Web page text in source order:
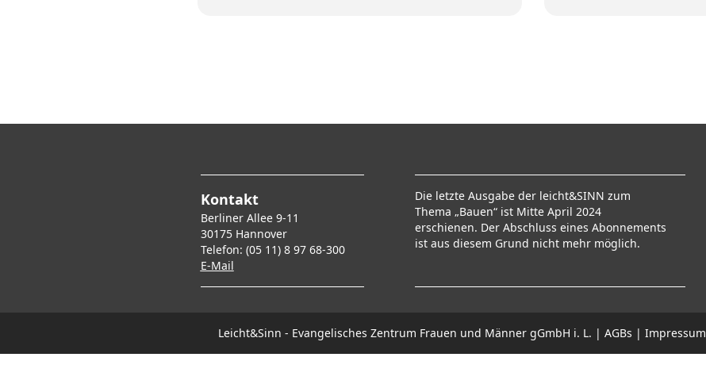
Kontakt
Berliner Allee 9-11
30175 Hannover
Telefon: (05 11) 8 97 68-300
E-Mail
Die letzte Ausgabe der leicht&SINN zum
Thema „Bauen“ ist Mitte April 2024
erschienen. Der Abschluss eines Abonnements
ist aus diesem Grund nicht mehr möglich.
Leicht&Sinn - Evangelisches Zentrum Frauen und Männer gGmbH i. L. | AGBs | Impressum